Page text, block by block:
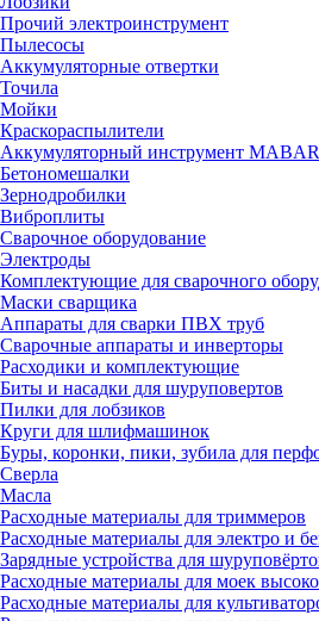
Прочий электроинструмент
Пылесосы
Аккумуляторные отвертки
Точила
Мойки
Краскораспылители
Аккумуляторный инструмент MABAR
Бетономешалки
Зернодробилки
Виброплиты
Сварочное оборудование
Электроды
Комплектующие для сварочного
Маски сварщика
Аппараты для сварки ПВХ труб
Сварочные аппараты и инверторы
Расходики и комплектующие
Биты и насадки для шуруповертов
Пилки для лобзиков
Круги для шлифмашинок
Буры, коронки, пики, зубила для
Сверла
Масла
Расходные материалы для триммеров
Расходные материалы для электро и
Зарядные устройства для
Расходные материалы для моек
Расходные материалы для